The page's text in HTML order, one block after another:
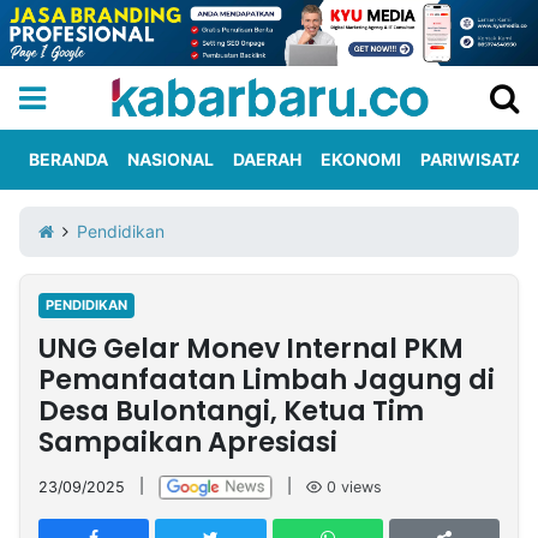
Iklan
Berita
Kami
Nasional
International
Olahraga
Entertainment
Daerah
Pariwisata
Kuliner
Kolom
Network
PT
TREETAN
BERANDA NASIONAL DAERAH EKONOMI PARIWISATA
Pendidikan
PENDIDIKAN
UNG Gelar Monev Internal PKM
Pemanfaatan Limbah Jagung di
Desa Bulontangi, Ketua Tim
Sampaikan Apresiasi
23/09/2025 0 views